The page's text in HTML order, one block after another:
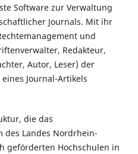
Software zur Verwaltung
Journals. Mit ihr
und
Redakteur,
Autor, Leser) der
Journal-Artikels
die das
des Landes Nordrhein-
geförderten Hochschulen in